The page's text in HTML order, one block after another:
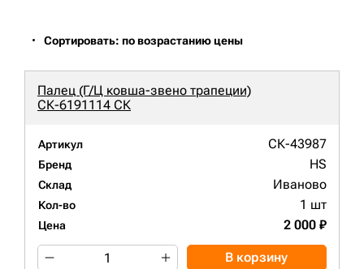
Сортировать: по возрастанию цены
Палец (Г/Ц ковша-звено трапеции)
СК-6191114 СК
Артикул СК-43987
Бренд HS
Склад Иваново
Кол-во 1 шт
Цена 2 000 ₽
В корзину